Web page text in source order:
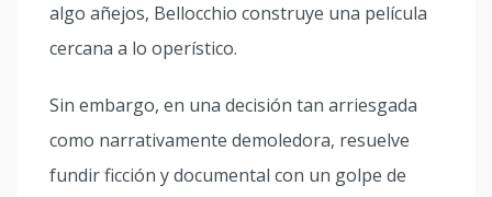
algo añejos, Bellocchio construye una película
cercana a lo operístico.
Sin embargo, en una decisión tan arriesgada
como narrativamente demoledora, resuelve
fundir ficción y documental con un golpe de